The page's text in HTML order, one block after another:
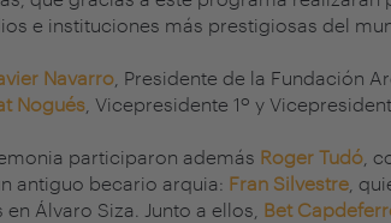
e instituciones más prestigiosas del
Navarro , Presidente de la Fundación
Nogués , Vicepresidente 1º y
participaron además Roger Tudó ,
antiguo becario arquia: Fran Silvestre ,
Álvaro Siza. Junto a ellos, Bet